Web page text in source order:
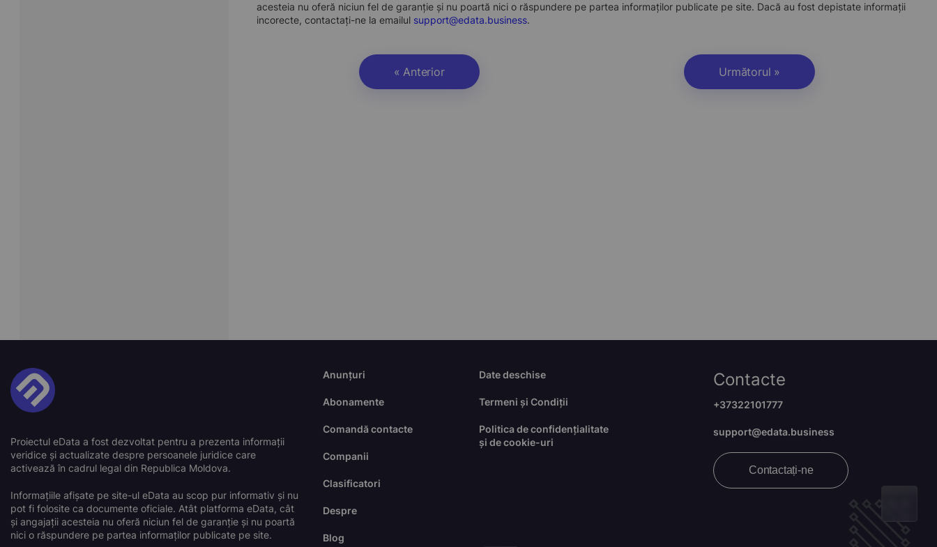
acesteia nu oferă niciun fel de garanție și nu poartă nici o răspundere pe partea informaților publicate pe site. Dacă au fost depistate informații
incorecte, contactați-ne la emailul support@edata.business.
« Anterior Următorul »
Proiectul eData a fost dezvoltat pentru a prezenta informații
veridice și actualizate despre persoanele juridice care
activează în cadrul legal din Republica Moldova.
Informațiile afișate pe site-ul eData au scop pur informativ și nu
pot fi folosite ca documente oficiale. Atât platforma eData, cât
și angajații acesteia nu oferă niciun fel de garanție și nu poartă
nici o răspundere pe partea informaților publicate pe site.
Anunțuri
Abonamente
Comandă contacte
Companii
Clasificatori
Despre
Blog
Date deschise
Termeni și Condiții
Politica de confidențialitate
și de cookie-uri
Contacte
+37322101777
support@edata.business
Contactați-ne